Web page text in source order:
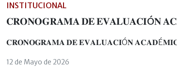
INSTITUCIONAL
𝐂𝐑𝐎𝐍𝐎𝐆𝐑𝐀𝐌𝐀 𝐃𝐄 𝐄𝐕𝐀𝐋𝐔𝐀𝐂𝐈Ó𝐍
𝐂𝐑𝐎𝐍𝐎𝐆𝐑𝐀𝐌𝐀 𝐃𝐄 𝐄𝐕𝐀𝐋𝐔𝐀𝐂𝐈Ó𝐍
12 de Mayo de 2026